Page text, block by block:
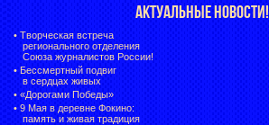
АКТУАЛЬНЫЕ НОВОСТИ!
• Творческая встреча
регионального отделения
Союза журналистов России!
• Бессмертный подвиг
в сердцах живых
• «Дорогами Победы»
• 9 Мая в деревне Фокино:
память и живая традиция